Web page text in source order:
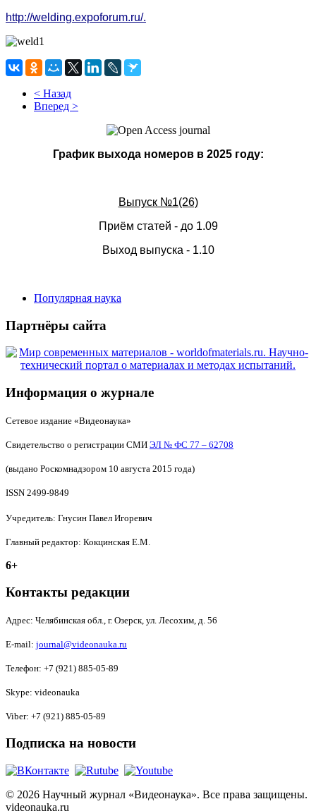
http://welding.expoforum.ru/.
< Назад
Вперед >
График выхода номеров в 2025 году:
Выпуск №1(26)
Приём статей - до 1.09
Выход выпуска - 1.10
Популярная наука
Партнёры сайта
Информация о журнале
Сетевое издание «Видеонаука»
Свидетельство о регистрации СМИ ЭЛ № ФС 77 – 62708
(выдано Роскомнадзором 10 августа 2015 года)
ISSN 2499-9849
Учредитель: Гнусин Павел Игоревич
Главный редактор: Кокцинская Е.М.
6+
Контакты редакции
Адрес: Челябинская обл., г. Озерск, ул. Лесохим, д. 56
E-mail: journal@videonauka.ru
Телефон: +7 (921) 885-05-89
Skype: videonauka
Viber: +7 (921) 885-05-89
Подписка на новости
© 2026 Научный журнал «Видеонаука». Все права защищены.
videonauka.ru